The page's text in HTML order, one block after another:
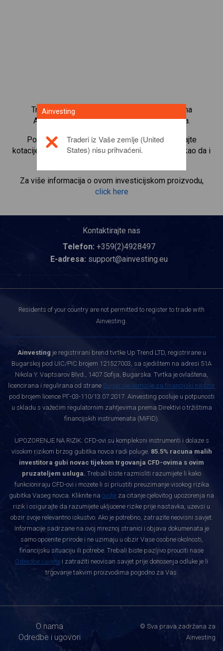
Trgujte s više od 1000 međunarodnih udjela na
Ainvesting platformi za trgovanje CFD-ovima.
Počnite trgovati CFD-ovima naE.ON SE . Primajte
kotacije u stvarnom vremenu i primajte dividende kao da i
Za više informacija o ovom investicijskom proizvodu,
click here
Kontaktirajte nas
Telefon: +359(2)4928497
E-adresa: support@ainvesting.eu
Residents of your country are not permitted to register to trade with
Ainvesting.
Ainvesting je registrirani brend tvrtke Up Trend LTD, registrirane u
Bugarskoj pod UIC/PIC brojem 121527003, sa sjedištem na adresi 51A
Nikola Y. Vaptsarov Blvd., 1407 Sofija, Bugarska. Tvrtka je ovlaštena,
licencirana i regulirana od strane Bugarske komisije za financijski nadzor
pod brojem licence РГ-03-110/13.07.2017. Ainvesting posluje u potpunosti
u skladu s važećim regulatornim zahtjevima prema Direktivi o tržištima
financijskih instrumenata (MiFID).
UPOZORENJE NA RIZIK: CFD-ovi su kompleksni instrumenti i dolaze s
visokim rizikom brzog gubitka novca radi poluge. 85.5% racuna malih
investitora gubi novac tijekom trgovanja CFD-ovima s ovim
pruzateljem usluga. Trebali biste razmisliti razumijete li kako
funkcioniraju CFD-ovi i mozete li si priustiti preuzimanje visokog rizika
gubitka Vaseg novca. Kliknite na ovdje za citanje cjelovitog upozorenja na
rizik i osigurajte da razumijete ukljucene rizike prije nastavka, uzevsi u
obzir svoje relevantno iskustvo. Ako je potrebno, zatrazite neovisni savjet.
Informacije sadrzane na ovoj mreznoj stranici i objava dokumenata je
samo opcenite prirode i ne uzimaju u obzir Vase osobne okolnosti,
financijsku situaciju ili potrebe. Trebali biste pazljivo prouciti nase
Odredbe i uvjete i zatraziti neovisan savjet prije donosenja odluke je li
trgovanje takvim proizvodima pogodno za Vas.
O nama
Odredbe i ugovori
© Sva prava zadržana za
Ainvesting
Ainvesting
Traderi iz Vaše zemlje (United
States) nisu prihvaćeni.